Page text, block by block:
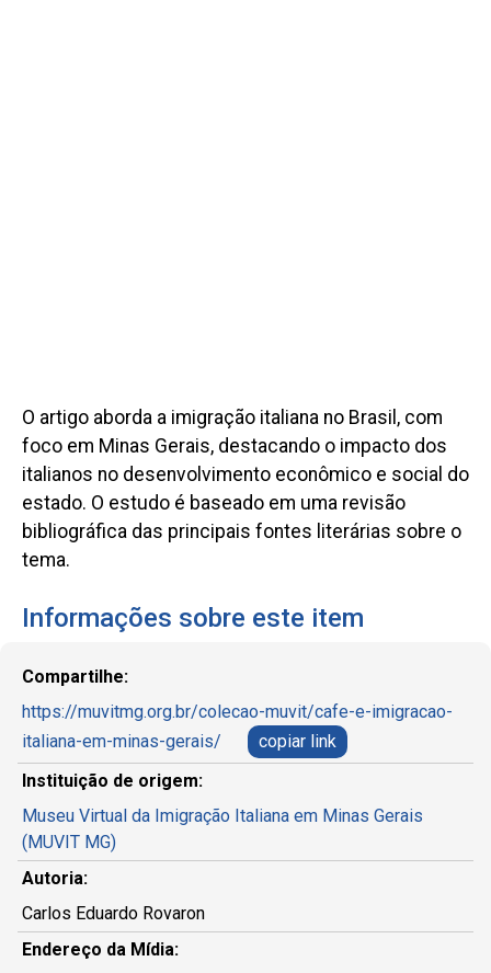
O artigo aborda a imigração italiana no Brasil, com
foco em Minas Gerais, destacando o impacto dos
italianos no desenvolvimento econômico e social do
estado. O estudo é baseado em uma revisão
bibliográfica das principais fontes literárias sobre o
tema.
Informações sobre este item
Compartilhe:
https://muvitmg.org.br/colecao-muvit/cafe-e-imigracao-
italiana-em-minas-gerais/
copiar link
Instituição de origem:
Museu Virtual da Imigração Italiana em Minas Gerais
(MUVIT MG)
Autoria:
Carlos Eduardo Rovaron
Endereço da Mídia: